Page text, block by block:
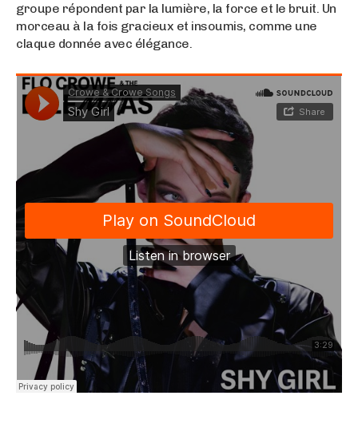
groupe répondent par la lumière, la force et le bruit. Un
morceau à la fois gracieux et insoumis, comme une
claque donnée avec élégance.